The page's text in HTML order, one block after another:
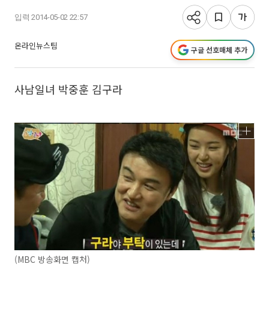
입력 2014-05-02 22:57
온라인뉴스팀 구글 선호매체 추가
사남일녀 박중훈 김구라
(MBC 방송화면 캡처)